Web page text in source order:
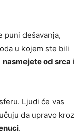
puni dešavanja,
u kojem ste bili
nasmejete od srca i
Ljudi će vas
da upravo kroz
.